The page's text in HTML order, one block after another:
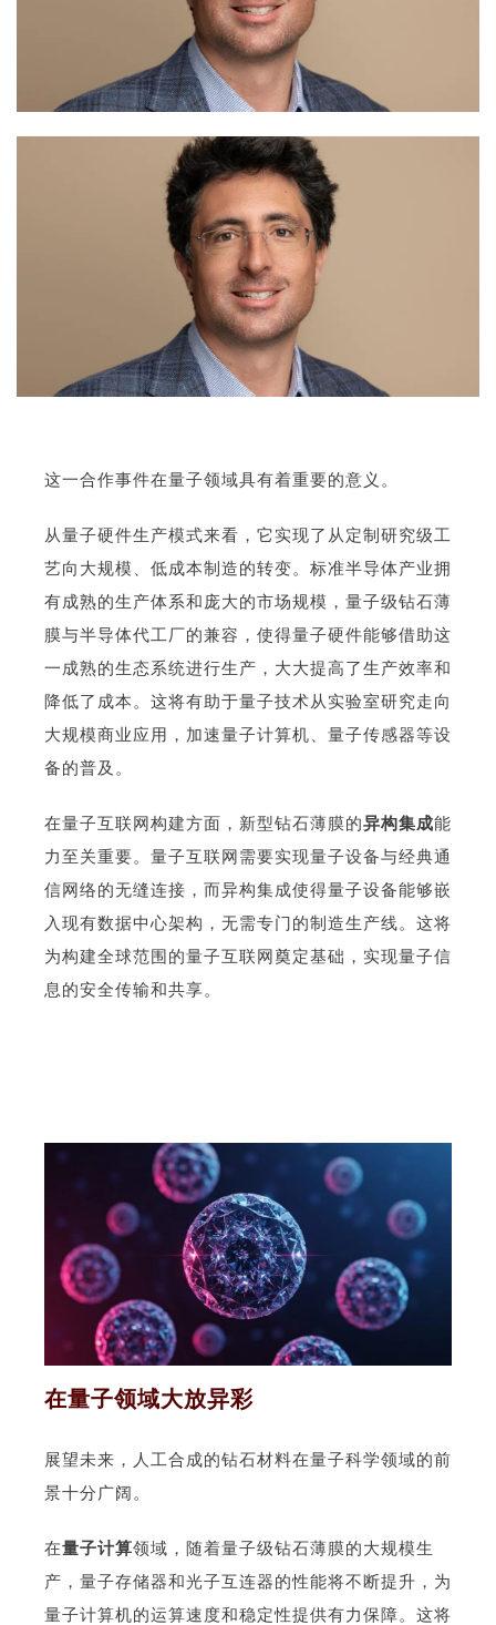
这一合作事件在量子领域具有着重要的意义。
从量子硬件生产模式来看，它实现了从定制研究级工
艺向大规模、低成本制造的转变。标准半导体产业拥
有成熟的生产体系和庞大的市场规模，量子级钻石薄
膜与半导体代工厂的兼容，使得量子硬件能够借助这
一成熟的生态系统进行生产，大大提高了生产效率和
降低了成本。这将有助于量子技术从实验室研究走向
大规模商业应用，加速量子计算机、量子传感器等设
备的普及。
在量子互联网构建方面，新型钻石薄膜的异构集成能
力至关重要。量子互联网需要实现量子设备与经典通
信网络的无缝连接，而异构集成使得量子设备能够嵌
入现有数据中心架构，无需专门的制造生产线。这将
为构建全球范围的量子互联网奠定基础，实现量子信
息的安全传输和共享。
在量子领域大放异彩
展望未来，人工合成的钻石材料在量子科学领域的前
景十分广阔。
在量子计算领域，随着量子级钻石薄膜的大规模生
产，量子存储器和光子互连器的性能将不断提升，为
量子计算机的运算速度和稳定性提供有力保障。这将